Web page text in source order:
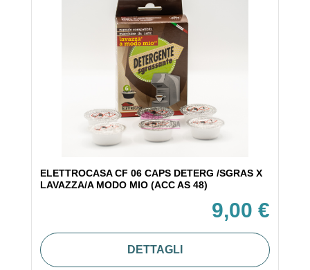
ELETTROCASA CF 06 CAPS DETERG /SGRAS X
LAVAZZA/A MODO MIO (ACC AS 48)
9,00 €
DETTAGLI